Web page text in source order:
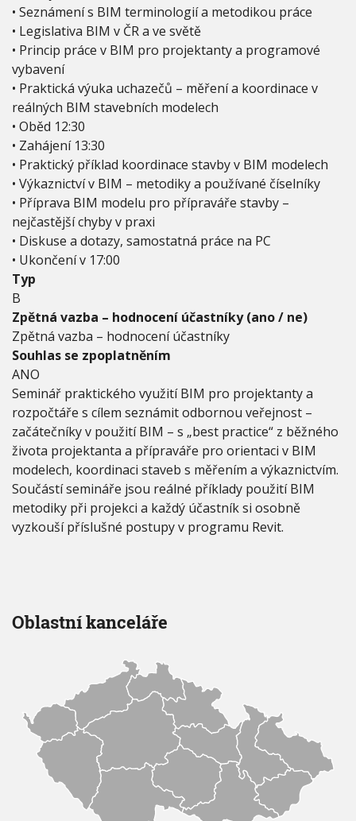
• Seznámení s BIM terminologií a metodikou práce
• Legislativa BIM v ČR a ve světě
• Princip práce v BIM pro projektanty a programové
vybavení
• Praktická výuka uchazečů – měření a koordinace v
reálných BIM stavebních modelech
• Oběd 12:30
• Zahájení 13:30
• Praktický příklad koordinace stavby v BIM modelech
• Výkaznictví v BIM – metodiky a používané číselníky
• Příprava BIM modelu pro přípraváře stavby –
nejčastější chyby v praxi
• Diskuse a dotazy, samostatná práce na PC
• Ukončení v 17:00
Typ
B
Zpětná vazba – hodnocení účastníky (ano / ne)
Zpětná vazba – hodnocení účastníky
Souhlas se zpoplatněním
ANO
Seminář praktického využití BIM pro projektanty a
rozpočtáře s cílem seznámit odbornou veřejnost –
začátečníky v použití BIM – s „best practice“ z běžného
života projektanta a přípraváře pro orientaci v BIM
modelech, koordinaci staveb s měřením a výkaznictvím.
Součástí semináře jsou reálné příklady použití BIM
metodiky při projekci a každý účastník si osobně
vyzkouší příslušné postupy v programu Revit.
Oblastní kanceláře